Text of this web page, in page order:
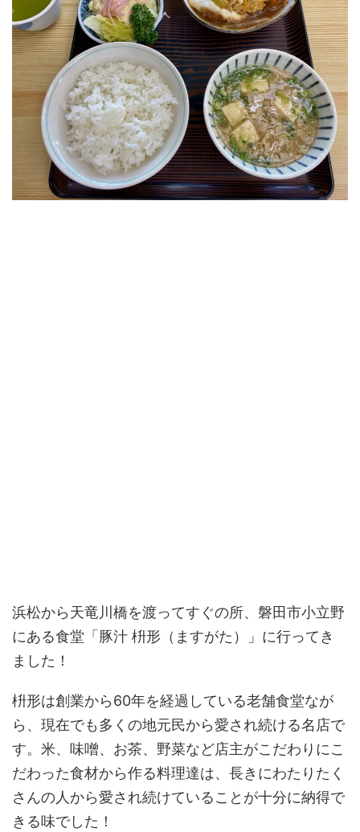
浜松から天竜川橋を渡ってすぐの所、磐田市小立野
にある食堂「豚汁 枡形（ますがた）」に行ってき
ました！
枡形は創業から60年を経過している老舗食堂なが
ら、現在でも多くの地元民から愛され続ける名店で
す。米、味噌、お茶、野菜など店主がこだわりにこ
だわった食材から作る料理達は、長きにわたりたく
さんの人から愛され続けていることが十分に納得で
きる味でした！